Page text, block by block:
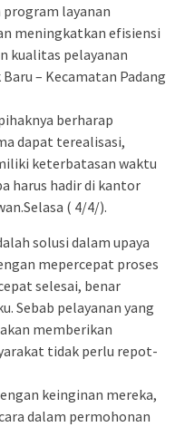
layanan
meningkatkan efisiensi
kualitas pelayanan
– Kecamatan Padang
berharap
dapat terealisasi,
keterbatasan waktu
harus hadir di kantor
( 4/4/).
solusi dalam upaya
mepercepat proses
selesai, benar
Sebab pelayanan yang
memberikan
tidak perlu repot-
keinginan mereka,
dalam permohonan